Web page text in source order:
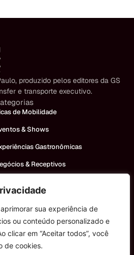
sua experiência de
ou conteúdo personalizado e
clicar em “Aceitar todos”, você
de cookies.
produzido pelos editores da GS
e transporte executivo.
de Mobilidade
& Shows
Gastronômicas
& Receptivos